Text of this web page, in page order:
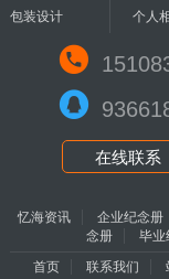
包装设计
个人
在线联系
忆海资讯 企业纪念册
念册
毕业
首页
联系我们